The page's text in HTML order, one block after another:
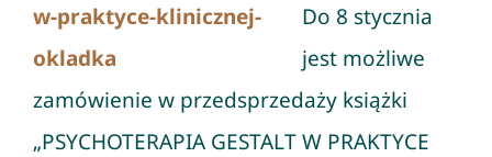
Do 8 stycznia
jest możliwe
zamówienie w przedsprzedaży książki
„PSYCHOTERAPIA GESTALT W PRAKTYCE